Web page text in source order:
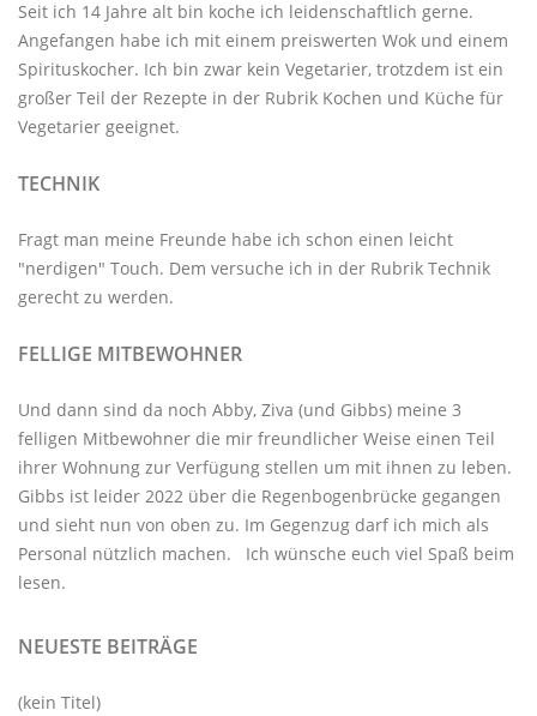
Seit ich 14 Jahre alt bin koche ich leidenschaftlich gerne.
Angefangen habe ich mit einem preiswerten Wok und einem
Spirituskocher. Ich bin zwar kein Vegetarier, trotzdem ist ein
großer Teil der Rezepte in der Rubrik Kochen und Küche für
Vegetarier geeignet.
TECHNIK
Fragt man meine Freunde habe ich schon einen leicht
"nerdigen" Touch. Dem versuche ich in der Rubrik Technik
gerecht zu werden.
FELLIGE MITBEWOHNER
Und dann sind da noch Abby, Ziva (und Gibbs) meine 3
felligen Mitbewohner die mir freundlicher Weise einen Teil
ihrer Wohnung zur Verfügung stellen um mit ihnen zu leben.
Gibbs ist leider 2022 über die Regenbogenbrücke gegangen
und sieht nun von oben zu. Im Gegenzug darf ich mich als
Personal nützlich machen. Ich wünsche euch viel Spaß beim
lesen.
NEUESTE BEITRÄGE
(kein Titel)